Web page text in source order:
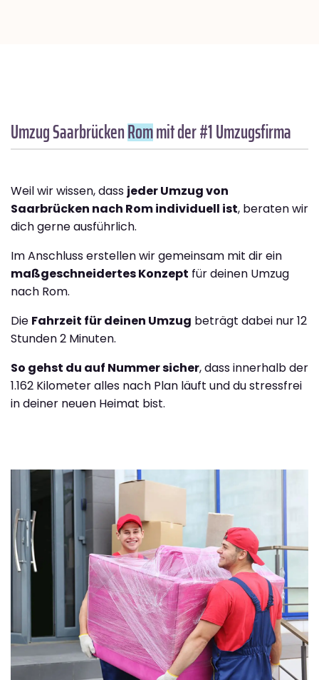
Umzug SaarbrückenRommit der #1 Umzugsfirma
Weil wir wissen, dass jeder Umzug von
Saarbrücken nach Rom individuell ist, beraten wir
dich gerne ausführlich.
Im Anschluss erstellen wir gemeinsam mit dir ein
maßgeschneidertes Konzept für deinen Umzug
nach Rom.
Die Fahrzeit für deinen Umzug beträgt dabei nur 12
Stunden 2 Minuten.
So gehst du auf Nummer sicher, dass innerhalb der
1.162 Kilometer alles nach Plan läuft und du stressfrei
in deiner neuen Heimat bist.